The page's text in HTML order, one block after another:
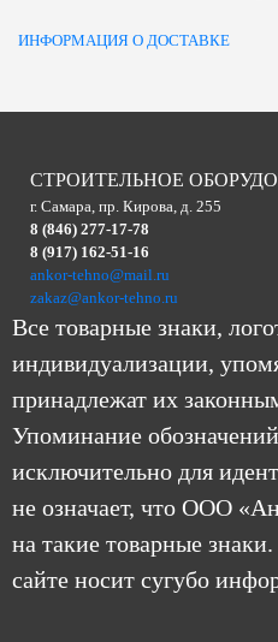
ИНФОРМАЦИЯ О ДОСТАВКЕ
СТРОИТЕЛЬНОЕ
г. Самара, пр. Кирова, д. 255
8 (846) 277-17-78
8 (917) 162-51-16
ankor-tehno@mail.ru
zakaz@ankor-tehno.ru
Все товарные знаки,
индивидуализации,
принадлежат их
Упоминание
исключительно для
не означает, что ООО
на такие товарные
сайте носит сугубо